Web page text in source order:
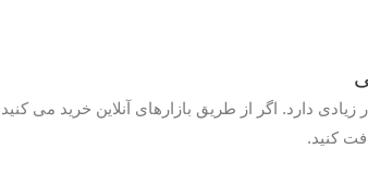
دارد. اگر از طریق بازارهای آنلاین خرید می
کنید.